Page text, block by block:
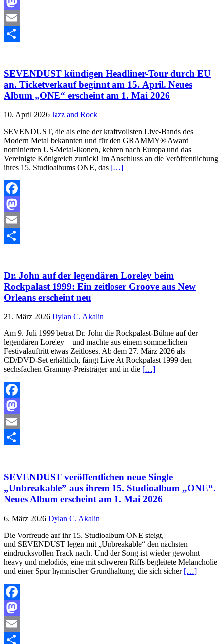
Facebook
Mastodon
Email
SEVENDUST kündigen Headliner-Tour durch EU
an. Ticketverkauf beginnt am 15. April. Neues
Album „ONE“ erscheint am 1. Mai 2026
10. April 2026 Jazz and Rock
SEVENDUST, die als eine der kraftvollsten Live-Bands des
Modern Metal bekannten und für den GRAMMY® Award
nominierten US-Metal-Ikonen, kehren nach Europa und das
Vereinigte Königreich zurück! Im Anschluss an die Veröffentlichung
ihres 15. Studioalbums ONE, das […]
Facebook
Mastodon
Email
Dr. John auf der legendären Loreley beim
Rockpalast 1999: Ein zeitloser Groove aus New
Orleans erscheint neu
21. März 2026 Dylan C. Akalin
Am 9. Juli 1999 betrat Dr. John die Rockpalast-Bühne auf der
legendären Loreley – und machte aus einem sommerlichen
Festivalauftritt etwas Zeitloses. Ab dem 27. März 2026 als
CD/DVD-Set erhältlich, fängt Live At Rockpalast 1999 den
sechsfachen Grammy-Preisträger und in die […]
Facebook
Mastodon
Email
SEVENDUST veröffentlichen neue Single
„Unbreakable” aus ihrem 15. Studioalbum „ONE“.
Neues Album erscheint am 1. Mai 2026
6. März 2026 Dylan C. Akalin
Die Vorfreude auf ihr 15. Studioalbum ONE steigt,
und SEVENDUST legen mit „Unbreakable“ den nächsten
eindrucksvollen Track nach. Und der Song ist wieder gewohnt
heavy und melodiös, eine mit schweren Riffs begleitete Melancholie
und einer Spur hymnischer Grundhaltung, die sich sicher […]
Facebook
Mastodon
Email